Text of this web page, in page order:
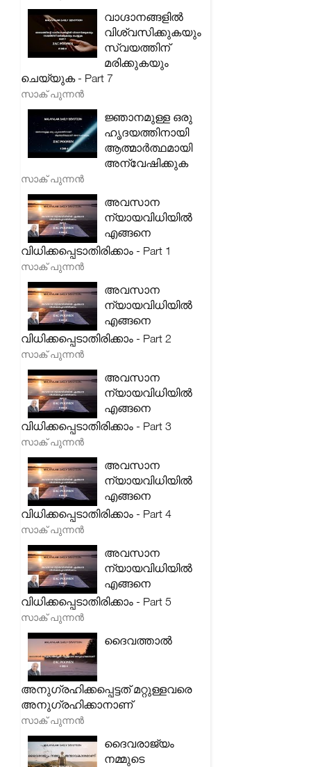
വാഗ്ദാനങ്ങളിൽ
വിശ്വസിക്കുകയും
സ്വയത്തിന്
മരിക്കുകയും
ചെയ്യുക - Part 7
സാക് പുന്നൻ
ജ്ഞാനമുള്ള ഒരു
ഹൃദയത്തിനായി
ആത്മാർത്ഥമായി
അന്വേഷിക്കുക
സാക് പുന്നൻ
അവസാന
ന്യായവിധിയിൽ
എങ്ങനെ
വിധിക്കപ്പെടാതിരിക്കാം - Part 1
സാക് പുന്നൻ
അവസാന
ന്യായവിധിയിൽ
എങ്ങനെ
വിധിക്കപ്പെടാതിരിക്കാം - Part 2
സാക് പുന്നൻ
അവസാന
ന്യായവിധിയിൽ
എങ്ങനെ
വിധിക്കപ്പെടാതിരിക്കാം - Part 3
സാക് പുന്നൻ
അവസാന
ന്യായവിധിയിൽ
എങ്ങനെ
വിധിക്കപ്പെടാതിരിക്കാം - Part 4
സാക് പുന്നൻ
അവസാന
ന്യായവിധിയിൽ
എങ്ങനെ
വിധിക്കപ്പെടാതിരിക്കാം - Part 5
സാക് പുന്നൻ
ദൈവത്താൽ
അനുഗ്രഹിക്കപ്പെട്ടത് മറ്റുള്ളവരെ
അനുഗ്രഹിക്കാനാണ്
സാക് പുന്നൻ
ദൈവരാജ്യം
നമ്മുടെ